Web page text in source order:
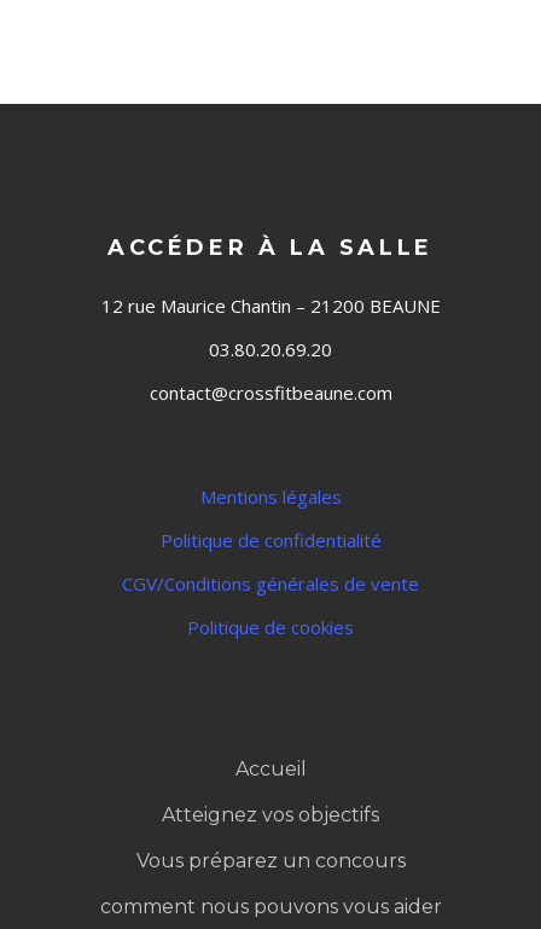
12 rue Maurice Chantin – 21200 BEAUNE
03.80.20.69.20
Mentions légales
Politique de confidentialité
CGV/Conditions générales de vente
Accueil
Atteignez vos objectifs
Vous préparez un concours